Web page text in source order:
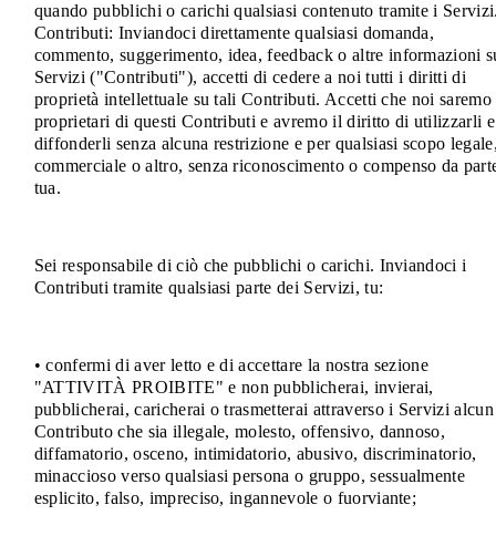
quando pubblichi o carichi qualsiasi contenuto tramite i
Contributi: Inviandoci direttamente qualsiasi domanda,
commento, suggerimento, idea, feedback o altre informazioni
Servizi ("Contributi"), accetti di cedere a noi tutti i diritti di
proprietà intellettuale su tali Contributi. Accetti che noi saremo
proprietari di questi Contributi e avremo il diritto di utilizzarli e
diffonderli senza alcuna restrizione e per qualsiasi scopo
commerciale o altro, senza riconoscimento o compenso da
tua.
Sei responsabile di ciò che pubblichi o carichi. Inviandoci i
Contributi tramite qualsiasi parte dei Servizi, tu:
• confermi di aver letto e di accettare la nostra sezione
"ATTIVITÀ PROIBITE" e non pubblicherai, invierai,
pubblicherai, caricherai o trasmetterai attraverso i Servizi alcun
Contributo che sia illegale, molesto, offensivo, dannoso,
diffamatorio, osceno, intimidatorio, abusivo, discriminatorio,
minaccioso verso qualsiasi persona o gruppo, sessualmente
esplicito, falso, impreciso, ingannevole o fuorviante;